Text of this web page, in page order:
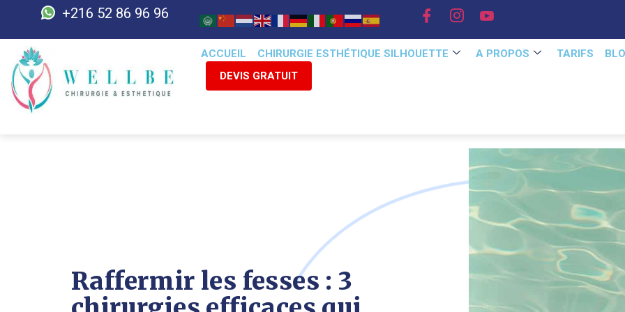
+216 52 86 96 96
ACCUEIL CHIRURGIE ESTHÉTIQUE SILHOUETTE A PROPOS TARIFS
DEVIS GRATUIT
Raffermir les fesses : 3